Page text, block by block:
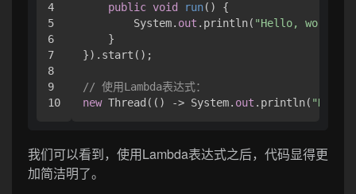
4
5
6
7
8
9
public void run()
{
        System.
out .println( "Hello, world!"
    }
}).start();
// 使用Lambda表达式：
new Thread(() -> System. out .println(
我们可以看到，使用Lambda表达式之后，代码显得更
加简洁明了。